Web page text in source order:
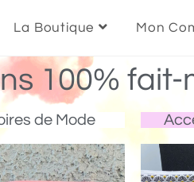
La Boutique Mon
100% fait-
de Mode